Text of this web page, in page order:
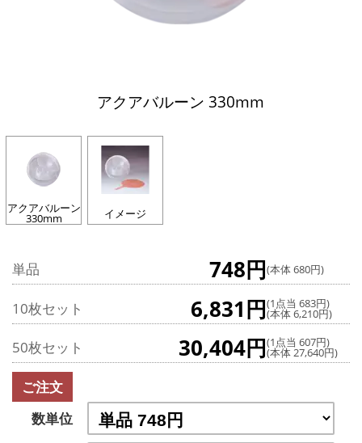
アクアバルーン 330mm
アクアバルーン
330mm イメージ
単品 748円(本体 680円)
10枚セット 6,831円(1点当 683円)
(本体 6,210円)
50枚セット 30,404円(1点当 607円)
(本体 27,640円)
ご注文
数単位